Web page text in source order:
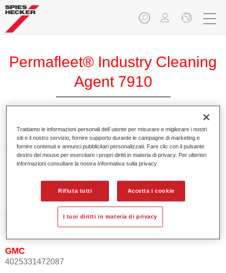
Permafleet® Industry Cleaning
Agent 7910
Caratteristiche del prodotto
Product Variant
Codice materiale
35079100
GMC
4025331472087
Trattiamo le informazioni personali dell`utente per misurare e migliorare i nostri
siti e il nostro servizio, fornire supporto durante le campagne di marketing e
fornire contenuti e annunci pubblicitari personalizzati. Fare clic con il pulsante
destro del mouse per esercitare i propri diritti in materia di privacy. Per ulteriori
informazioni consultare la nostra Informativa sulla privacy
Rifiuta tutti Accetta i cookie
I tuoi diritti in materia di privacy